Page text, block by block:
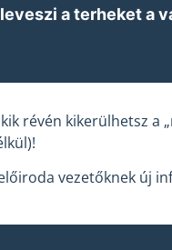
a terheket a
révén kikerülhetsz
vezetőknek új